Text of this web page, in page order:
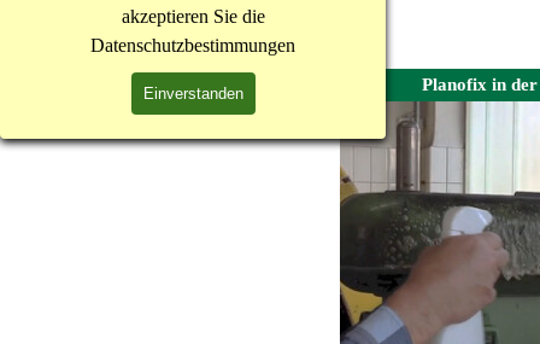
akzeptieren Sie die
Datenschutzbestimmungen
Einverstanden Planofix in